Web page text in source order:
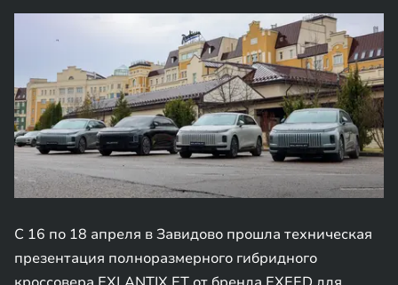
С 16 по 18 апреля в Завидово прошла техническая
презентация полноразмерного гибридного